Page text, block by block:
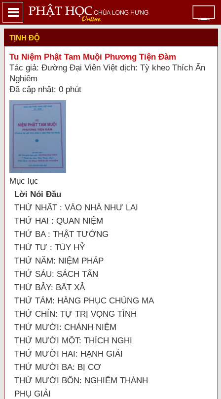
TỊNH ĐỘ
Tu Niệm Phật Tam Muội Phương Tiện Đàm
Tác giả: Đường Đại Viên Việt dịch: Tỳ kheo Thích Ấn
Nghiêm
Đã cập nhật: 0 phút
Mục lục
Lời Nói Đầu
THỨ NHẤT : VÀO NHÀ NHƯ LAI
THỨ HAI : QUAN NIỆM
THỨ BA : THẬT TƯỚNG
THỨ TƯ : TÙY HỶ
THỨ NĂM: NIỆM PHÁP
THỨ SÁU: SÁCH TẤN
THỨ BẢY: BẤT XẢ
THỨ TÁM: HÀNG PHỤC CHÚNG MA
THỨ CHÍN: TỰ TRỊ VỌNG TÌNH
THỨ MƯỜI: CHÁNH NIỆM
THỨ MƯỜI MỘT: THÍCH NGHI
THỨ MƯỜI HAI: HẠNH GIẢI
THỨ MƯỜI BA: BỊ CƠ
THỨ MƯỜI BỐN: NGHIỆM THÀNH
PHỤ GIẢI